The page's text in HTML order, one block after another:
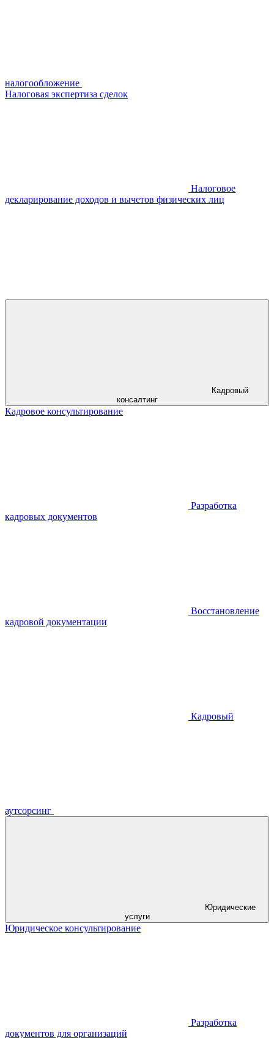
налогообложение
Налоговая экспертиза сделок
Налоговое
декларирование доходов и вычетов физических лиц
консалтинг
Кадровое консультирование
Разработка
кадровых документов
Восстановление
кадровой документации
Кадровый
аутсорсинг
услуги
Юридическое консультирование
Разработка
документов для организаций